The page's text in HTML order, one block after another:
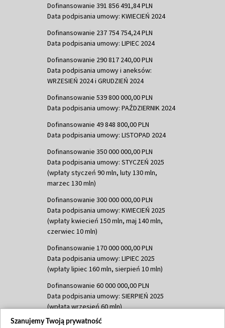
Dofinansowanie 391 856 491,84 PLN
Data podpisania umowy: KWIECIEŃ 2024
Dofinansowanie 237 754 754,24 PLN
Data podpisania umowy: LIPIEC 2024
Dofinansowanie 290 817 240,00 PLN
Data podpisania umowy i aneksów:
WRZESIEŃ 2024 i GRUDZIEŃ 2024
Dofinansowanie 539 800 000,00 PLN
Data podpisania umowy: PAŹDZIERNIK 2024
Dofinansowanie 49 848 800,00 PLN
Data podpisania umowy: LISTOPAD 2024
Dofinansowanie 350 000 000,00 PLN
Data podpisania umowy: STYCZEŃ 2025
(wpłaty styczeń 90 mln, luty 130 mln,
marzec 130 mln)
Dofinansowanie 300 000 000,00 PLN
Data podpisania umowy: KWIECIEŃ 2025
(wpłaty kwiecień 150 mln, maj 140 mln,
czerwiec 10 mln)
Dofinansowanie 170 000 000,00 PLN
Data podpisania umowy: LIPIEC 2025
(wpłaty lipiec 160 mln, sierpień 10 mln)
Dofinansowanie 60 000 000,00 PLN
Data podpisania umowy: SIERPIEŃ 2025
(wpłata wrzesień 60 mln)
Dofinansowanie 635 783 051,21 PLN
Szanujemy Twoją prywatność